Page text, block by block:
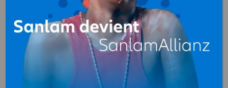
AFRICANNE
Bureautique
Douala - Cameroun
AFFICHER LE N°